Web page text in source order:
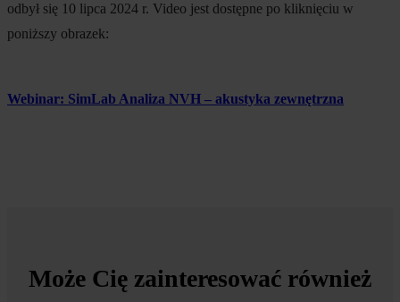
odbył się 10 lipca 2024 r. Video jest dostępne po kliknięciu w
poniższy obrazek:
Webinar: SimLab Analiza NVH – akustyka zewnętrzna
Może Cię zainteresować również